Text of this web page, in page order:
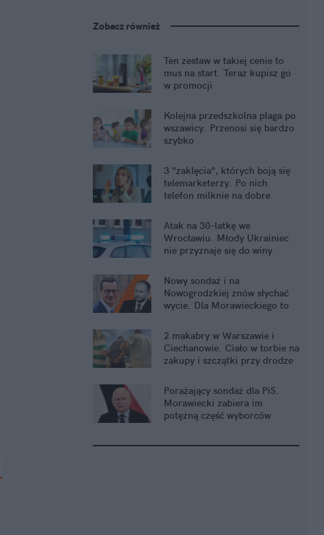
Zobacz również
Ten zestaw w takiej cenie to
mus na start. Teraz kupisz go
w promocji
Kolejna przedszkolna plaga po
wszawicy. Przenosi się bardzo
szybko
3 "zaklęcia", których boją się
telemarketerzy. Po nich
telefon milknie na dobre
Atak na 30-latkę we
Wrocławiu. Młody Ukrainiec
nie przyznaje się do winy
Nowy sondaż i na
Nowogrodzkiej znów słychać
wycie. Dla Morawieckiego to
2 makabry w Warszawie i
Ciechanowie. Ciało w torbie na
zakupy i szczątki przy drodze
Porażający sondaż dla PiS.
Morawiecki zabiera im
potężną część wyborców